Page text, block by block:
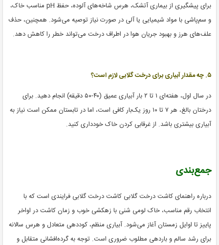
برای پیشگیری از بیماری آتشک، هرس شاخه‌های آلوده، حفظ pH مناسب خاک،
و سم‌پاشی با مواد شیمیایی یا آلی در صورت نیاز توصیه می‌شود. همچنین، حذف
علف‌های هرز و بهبود جریان هوا در اطراف درخت می‌تواند خطر را کاهش دهد.
۵. چه مقدار آبیاری برای درخت گلابی لازم است؟
در سال اول، هفته‌ای ۱ تا ۲ بار آبیاری عمیق (۴۰-۵۰ دقیقه) انجام دهید. برای
درختان بالغ، هر ۷ تا ۱۰ روز یک‌بار کافی است، اما در تابستان ممکن است نیاز به
آبیاری بیشتری باشد. از غرقابی کردن خاک خودداری کنید.
جمع‌بندی
درباره راهنمای کاشت درخت گلابی کاشت درخت گلابی فرایندی است که با
انتخاب رقم مناسب، خاک لومی شنی با زهکشی خوب و زمان کاشت در اواخر
پاییز تا اوایل زمستان آغاز می‌شود. آبیاری منظم، کوددهی متعادل و هرس سالانه
برای رشد سالم و باردهی مطلوب ضروری است. توجه به گرده‌افشانی متقابل و